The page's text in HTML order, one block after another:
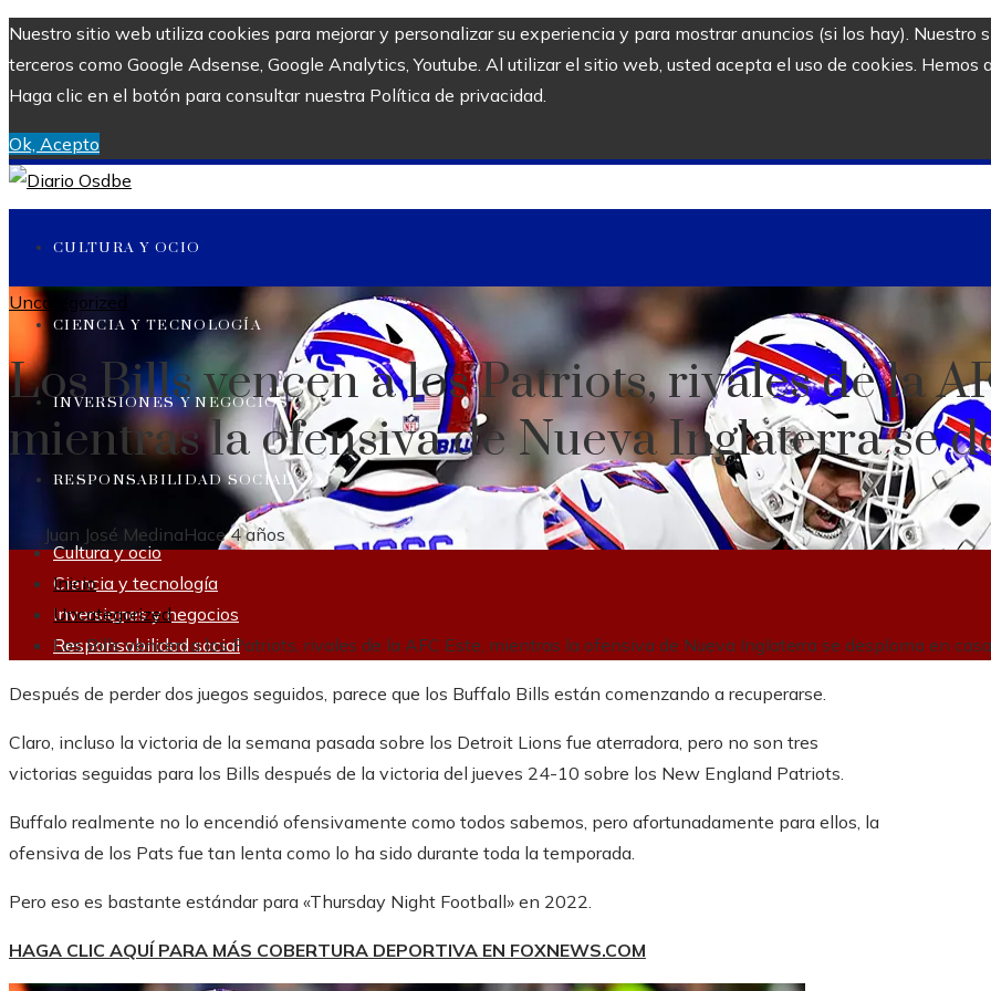
Nuestro sitio web utiliza cookies para mejorar y personalizar su experiencia y para mostrar anuncios (si los hay).
terceros como Google Adsense, Google Analytics, Youtube. Al utilizar el sitio web, usted acepta el uso de cookies.
Haga clic en el botón para consultar nuestra Política de privacidad.
Ok, Acepto
CULTURA Y OCIO
CIENCIA Y TECNOLOGÍA
INVERSIONES Y NEGOCIOS
RESPONSABILIDAD SOCIAL
Cultura y ocio
Ciencia y tecnología
Inversiones y negocios
Responsabilidad social
Uncategorized
Los Bills vencen a los Patriots, rivales de la
mientras la ofensiva de Nueva Inglaterra se
Juan José MedinaHace 4 años
Inicio
Uncategorized
Los Bills vencen a los Patriots, rivales de la AFC Este, mientras la ofensiva de Nueva Inglaterra se desploma en casa
Después de perder dos juegos seguidos, parece que los Buffalo Bills están comenzando a recuperarse.
Claro, incluso la victoria de la semana pasada sobre los Detroit Lions fue aterradora, pero no son tres
victorias seguidas para los Bills después de la victoria del jueves 24-10 sobre los New England Patriots.
Buffalo realmente no lo encendió ofensivamente como todos sabemos, pero afortunadamente para ellos, la
ofensiva de los Pats fue tan lenta como lo ha sido durante toda la temporada.
Pero eso es bastante estándar para «Thursday Night Football» en 2022.
HAGA CLIC AQUÍ PARA MÁS COBERTURA DEPORTIVA EN FOXNEWS.COM